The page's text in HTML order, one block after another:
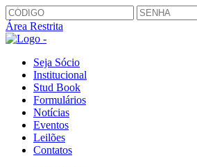
Área Restrita
Seja Sócio
Institucional
Stud Book
Formulários
Notícias
Eventos
Leilões
Contatos